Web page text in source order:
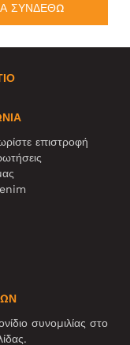
ΣΥΝΔΕΘΩ
επιστροφή
συνομιλίας στο